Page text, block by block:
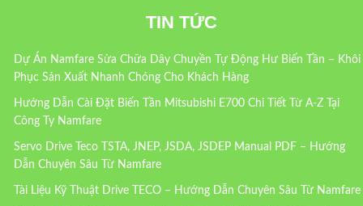
TIN TỨC
Dự Án Namfare Sửa Chữa Dây Chuyền Tự Động Hư Biến Tần – Khôi
Phục Sản Xuất Nhanh Chóng Cho Khách Hàng
Hướng Dẫn Cài Đặt Biến Tần Mitsubishi E700 Chi Tiết Từ A-Z Tại
Công Ty Namfare
Servo Drive Teco TSTA, JNEP, JSDA, JSDEP Manual PDF – Hướng
Dẫn Chuyên Sâu Từ Namfare
Tài Liệu Kỹ Thuật Drive TECO – Hướng Dẫn Chuyên Sâu Từ Namfare